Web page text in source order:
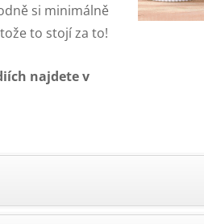
si minimálně
to stojí za to!
najdete v